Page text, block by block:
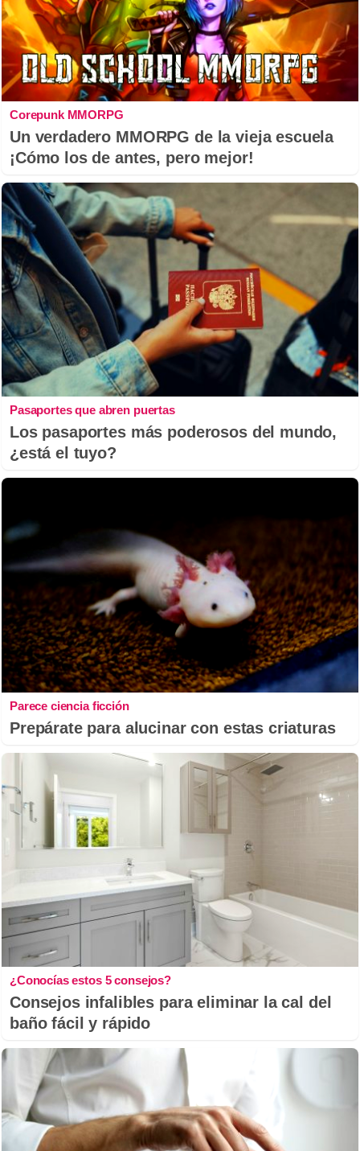
Corepunk MMORPG
Un verdadero MMORPG de la vieja escuela
¡Cómo los de antes, pero mejor!
Pasaportes que abren puertas
Los pasaportes más poderosos del mundo,
¿está el tuyo?
Parece ciencia ficción
Prepárate para alucinar con estas criaturas
¿Conocías estos 5 consejos?
Consejos infalibles para eliminar la cal del
baño fácil y rápido